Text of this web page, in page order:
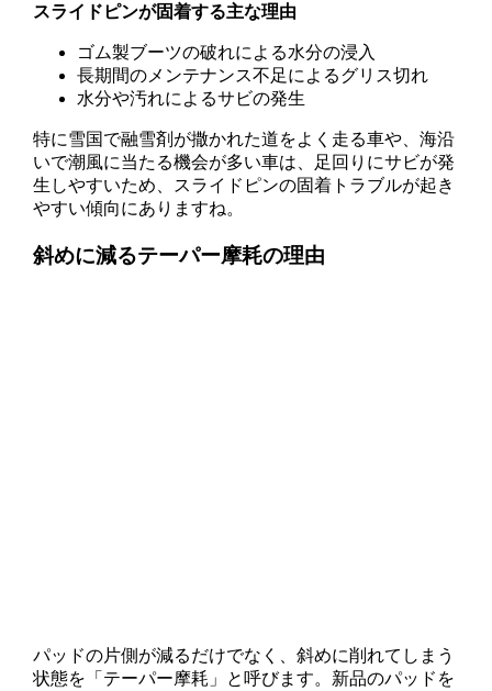
スライドピンが固着する主な理由
ゴム製ブーツの破れによる水分の浸入
長期間のメンテナンス不足によるグリス切れ
水分や汚れによるサビの発生
特に雪国で融雪剤が撒かれた道をよく走る車や、海沿
いで潮風に当たる機会が多い車は、足回りにサビが発
生しやすいため、スライドピンの固着トラブルが起き
やすい傾向にありますね。
斜めに減るテーパー摩耗の理由
パッドの片側が減るだけでなく、斜めに削れてしまう
状態を「テーパー摩耗」と呼びます。新品のパッドを